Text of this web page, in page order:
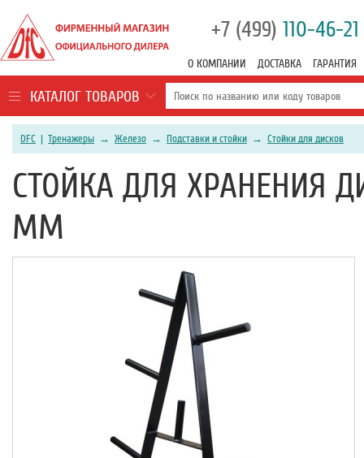
+7 (499) 110-46-21
О КОМПАНИИ ДОСТАВКА ГАРАНТИЯ
КАТАЛОГ ТОВАРОВ
DFC | Тренажеры → Железо → Подставки и стойки → Стойки для дисков
СТОЙКА ДЛЯ ХРАНЕНИЯ
ММ